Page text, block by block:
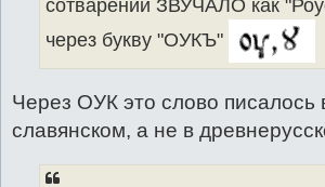
сотварении ЗВУЧАЛО как
через букву "ОУКЪ"
Через ОУК это слово писалось
славянском, а не в